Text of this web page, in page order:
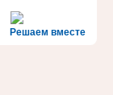
Решаем вместе